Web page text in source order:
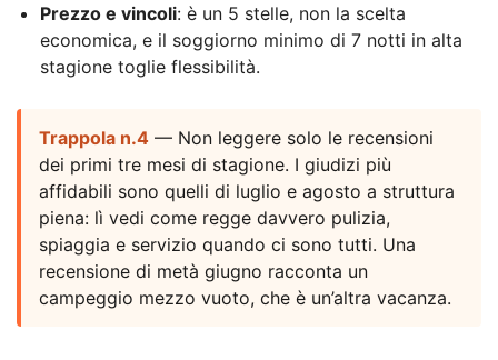
Prezzo e vincoli: è un 5 stelle, non la scelta
economica, e il soggiorno minimo di 7 notti in alta
stagione toglie flessibilità.
Trappola n.4 — Non leggere solo le recensioni
dei primi tre mesi di stagione. I giudizi più
affidabili sono quelli di luglio e agosto a struttura
piena: lì vedi come regge davvero pulizia,
spiaggia e servizio quando ci sono tutti. Una
recensione di metà giugno racconta un
campeggio mezzo vuoto, che è un’altra vacanza.